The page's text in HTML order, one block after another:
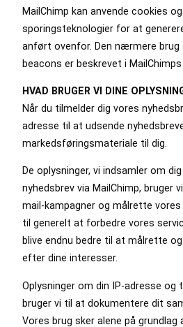
MailChimp kan anvende cookies
sporingsteknologier for at
anført ovenfor. Den nærmere brug
beacons er beskrevet i MailChimps
HVAD BRUGER VI DINE
Når du tilmelder dig vores
adresse til at udsende
markedsføringsmateriale til dig.
De oplysninger, vi indsamler om
nyhedsbrev via MailChimp, bruger
mail-kampagner og målrette
til generelt at forbedre vores
blive endnu bedre til at målrette
efter dine interesser.
Oplysninger om din IP-adresse og
bruger vi til at dokumentere dit
Vores brug sker alene på grundlag